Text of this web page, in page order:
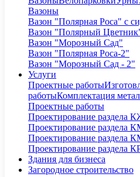
Вазоны
Вазон "Полярная Роса" с
Вазон "Полярный
Вазон "Морозный Сад"
Вазон "Полярная Роса-2"
Вазон "Морозный Сад - 2"
Услуги
Проектные работы
работыКомплектация
Проектные работы
Проектирование раздела
Проектирование раздела
Проектирование раздела
Проектирование раздела
Здания для бизнеса
Загородное строительство